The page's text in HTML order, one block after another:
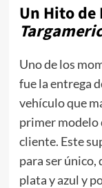
Un Hito
Uno de los
fue la entrega
vehículo que
primer modelo
cliente. Este
para ser único,
plata y azul y